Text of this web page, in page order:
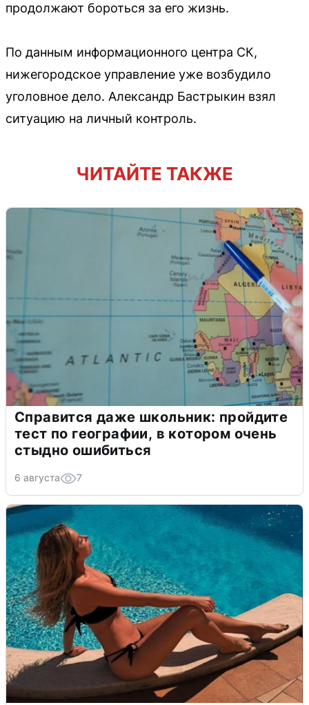
продолжают бороться за его жизнь.
По данным информационного центра СК,
нижегородское управление уже возбудило
уголовное дело. Александр Бастрыкин взял
ситуацию на личный контроль.
ЧИТАЙТЕ ТАКЖЕ
Справится даже школьник: пройдите
тест по географии, в котором очень
стыдно ошибиться
6 августа 7